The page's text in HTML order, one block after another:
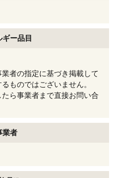
ギー品目
者の指定に基づき掲載して
ものではございません。
ら事業者まで直接お問い合
業者